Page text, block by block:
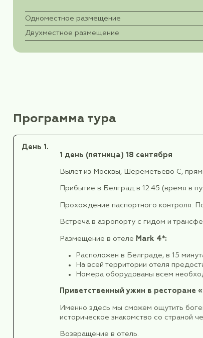
Распечатать тур
Одноместное размещение
Двухместное размещение
Программа тура
День 1.